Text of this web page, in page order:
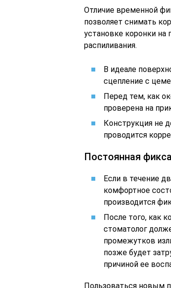
Отличие временной
позволяет снимать
установке коронки
распиливания.
В идеале
сцепление с
Перед тем, как
проверена на
Конструкция не
проводится
Постоянная
Если в течение
комфортное
производится
После того, как
стоматолог
промежутков
позже будет
причиной ее
Пользоваться новым